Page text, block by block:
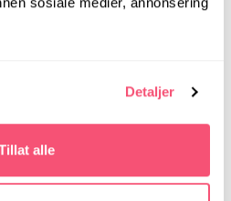
Detaljer
alle
Bystrikk
(Rosa)